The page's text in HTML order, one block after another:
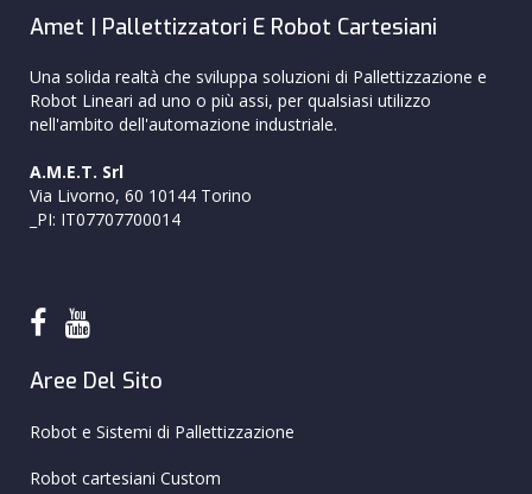
Amet | Pallettizzatori E Robot Cartesiani
Una solida realtà che sviluppa soluzioni di Pallettizzazione e
Robot Lineari ad uno o più assi, per qualsiasi utilizzo
nell'ambito dell'automazione industriale.
A.M.E.T. Srl
Via Livorno, 60 10144 Torino
_PI: IT07707700014
Aree Del Sito
Robot e Sistemi di Pallettizzazione
Robot cartesiani Custom